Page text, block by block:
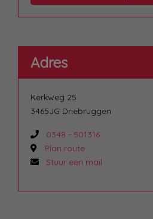
Adres
Kerkweg 25
3465JG Driebruggen
0348 - 501316
Plan route
Stuur een mail